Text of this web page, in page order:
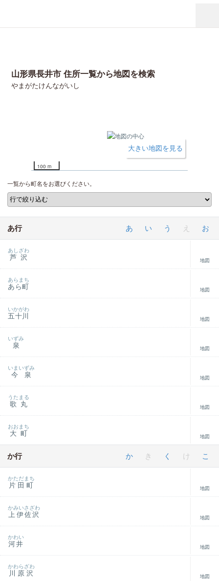
山形県長井市 住所一覧から地図を検索
やまがたけんながいし
100 m
大きい地図を見る
一覧から町名をお選びください。
あ行 あ い う え お
芦沢
あしざわ
地図
あら町
あらまち
地図
五十川
いかがわ
地図
泉
いずみ
地図
今泉
いまいずみ
地図
歌丸
うたまる
地図
大町
おおまち
地図
か行 か き く け こ
片田町
かただまち
地図
上伊佐沢
かみいさざわ
地図
河井
かわい
地図
川原沢
かわらざわ
地図